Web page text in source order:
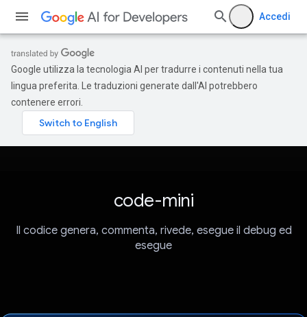
Accedi
Google utilizza la tecnologia AI per tradurre i contenuti nella tua
lingua preferita. Le traduzioni generate dall'AI potrebbero
contenere errori.
code-mini
Il codice genera, commenta, rivede, esegue il debug ed
esegue